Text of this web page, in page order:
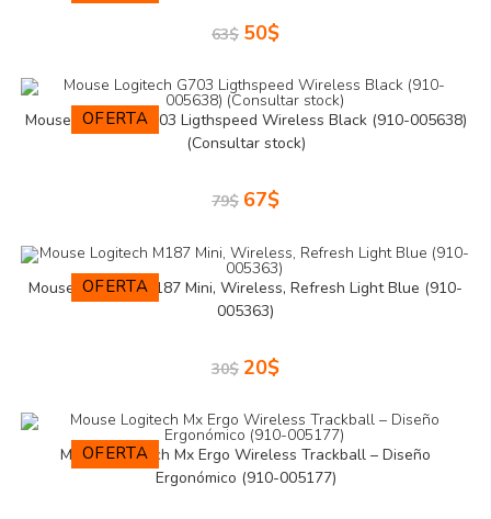
63$ 50$
OFERTA
Mouse Logitech G703 Ligthspeed Wireless Black (910-005638)
(Consultar stock)
79$ 67$
OFERTA
Mouse Logitech M187 Mini, Wireless, Refresh Light Blue (910-
005363)
30$ 20$
OFERTA
Mouse Logitech Mx Ergo Wireless Trackball – Diseño
Ergonómico (910-005177)